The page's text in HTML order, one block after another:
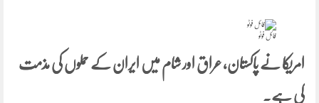
فائل فوٹو
امریکا نے پاکستان، عراق اور شام میں ایران کے حملوں کی مذمت
کی ہے۔